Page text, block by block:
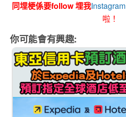
同埋梗係要follow 埋我Instagram
啦！
你可能會有興趣: